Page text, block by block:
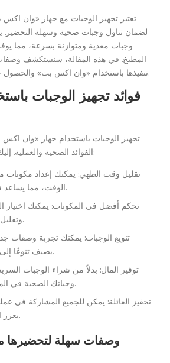
تعتبر تجهيز الوجبات مع جهاز «وان
لضمان تناول وجبات صحية وسهلة التحضير.
وجبات مغذية ومتوازنة بسرعة، مما
المطبخ. في هذه المقالة، سنستكشف
تنفيذها باستخدام «وان اكس بت» والحصول على نتائج لذيذة ومغذية.
فوائد تجهيز الوجبات
تجهيز الوجبات باستخدام جهاز «وان
الفوائد الصحية والعملية. إليك بعض الفوائد الرئيسية:
تقليل وقت الطهي: يمكنك إعداد
الوقت، مما يساعد في توفير الوقت.
تحكم أفضل في المكونات: يمكنك اختيار
وتقليل الدهون والسكر.
تنويع الوجبات: يمكنك تجربة وصفات
يضيف تنوعًا إلى نظامك الغذائي.
توفير المال: بدلاً من شراء الوجبات
وجباتك الصحية في المنزل بتكلفة أقل.
تحفيز العائلة: يمكن للجميع المشاركة في
يعزز الروابط الأسرية.
وصفات سهلة